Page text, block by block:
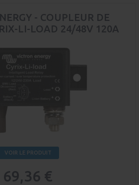
- COUPLEUR DE
LI-LOAD 24/48V 120A
VOIR LE PRODUIT
69,36 €